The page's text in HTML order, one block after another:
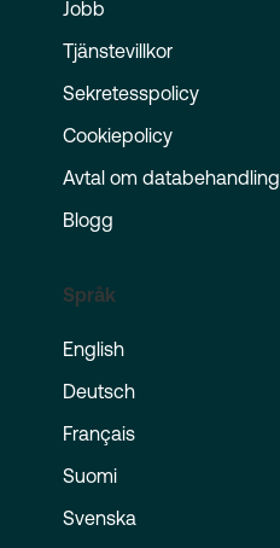
Jobb
Tjänstevillkor
Sekretesspolicy
Cookiepolicy
Avtal om databehandling
Blogg
Språk
English
Deutsch
Français
Suomi
Svenska